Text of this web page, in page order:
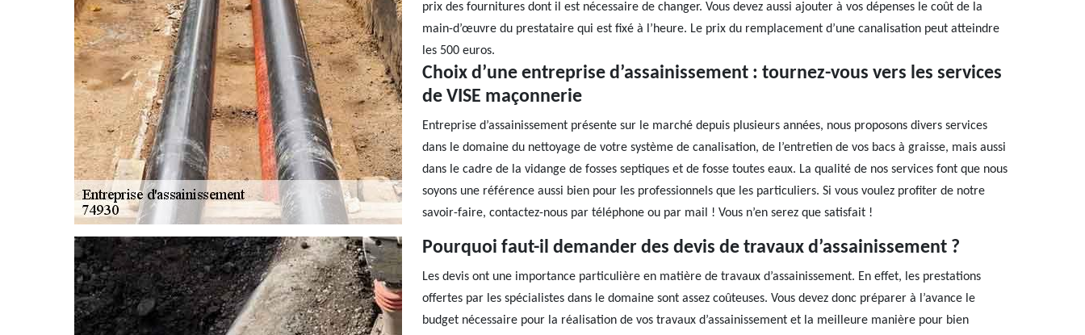
prix des fournitures dont il est nécessaire de changer. Vous devez aussi ajouter à vos dépenses le coût de la
main-d’œuvre du prestataire qui est fixé à l’heure. Le prix du remplacement d’une canalisation peut atteindre
les 500 euros.
Choix d’une entreprise d’assainissement : tournez-vous vers les services
de VISE maçonnerie
Entreprise d’assainissement présente sur le marché depuis plusieurs années, nous proposons divers services
dans le domaine du nettoyage de votre système de canalisation, de l’entretien de vos bacs à graisse, mais aussi
dans le cadre de la vidange de fosses septiques et de fosse toutes eaux. La qualité de nos services font que nous
soyons une référence aussi bien pour les professionnels que les particuliers. Si vous voulez profiter de notre
savoir-faire, contactez-nous par téléphone ou par mail ! Vous n’en serez que satisfait !
Pourquoi faut-il demander des devis de travaux d’assainissement ?
Les devis ont une importance particulière en matière de travaux d’assainissement. En effet, les prestations
offertes par les spécialistes dans le domaine sont assez coûteuses. Vous devez donc préparer à l’avance le
budget nécessaire pour la réalisation de vos travaux d’assainissement et la meilleure manière pour bien